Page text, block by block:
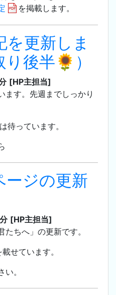
を掲載します。
を更新しま
後半🌻）
[HP主担当]
ます。先週までしっかり
待っています。
ージの更新
[HP主担当]
ちへ」の更新です。
せています。
。